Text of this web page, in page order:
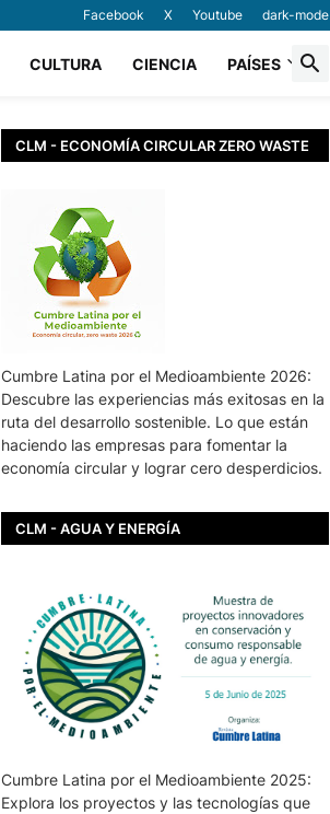
Facebook X Youtube dark-mode
CULTURA CIENCIA PAÍSES
CLM - ECONOMÍA CIRCULAR ZERO WASTE
Cumbre Latina por el Medioambiente 2026:
Descubre las experiencias más exitosas en la
ruta del desarrollo sostenible. Lo que están
haciendo las empresas para fomentar la
economía circular y lograr cero desperdicios.
CLM - AGUA Y ENERGÍA
Cumbre Latina por el Medioambiente 2025:
Explora los proyectos y las tecnologías que